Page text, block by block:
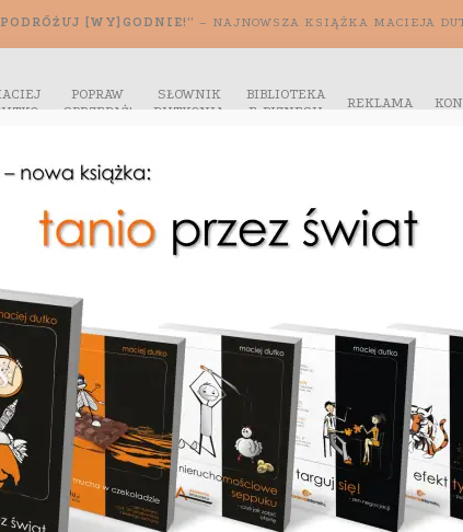
[WY]GODNIE!” – NAJNOWSZA KSIĄŻKA MACIEJA
POPRAW
SPRZEDAŻ!
SŁOWNIK
DUTKONIA
BIBLIOTEKA
E-BIZNESU
REKLAMA